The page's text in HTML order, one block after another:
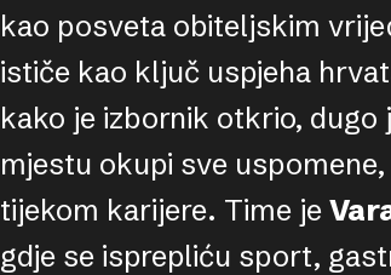
kao posveta obiteljskim
ističe kao ključ uspjeha
kako je izbornik otkrio, dugo
mjestu okupi sve
tijekom karijere. Time je
gdje se isprepliću sport,